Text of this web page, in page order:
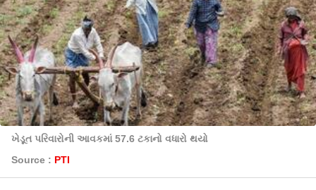
ખેડૂત પરિવારોની આવકમાં 57.6 ટકાનો વધારો થયો
Source : PTI